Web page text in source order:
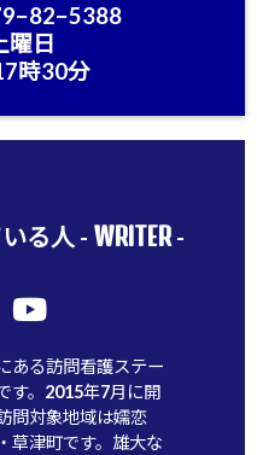
曜日
時30分
る人 - WRITER-
ある訪問看護ステー
す。2015年7月に開
問対象地域は嬬恋
草津町です。雄大な